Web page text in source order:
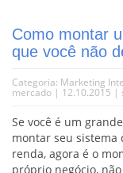
Como montar
que você não
Categoria: Marketing
mercado | 12.10.2015 |
Se você é um
montar seu sistema
renda, agora é o
próprio negócio,